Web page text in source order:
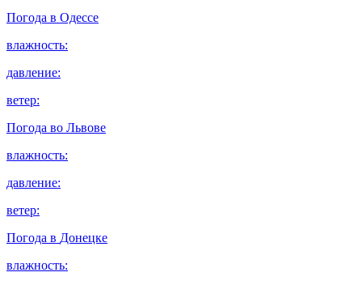
Погода в Одессе
влажность:
давление:
ветер:
Погода во Львове
влажность:
давление:
ветер:
Погода в Донецке
влажность: